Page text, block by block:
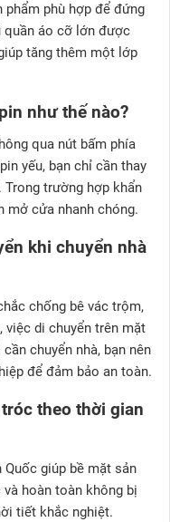
phù hợp để đứng
quần áo cỡ lớn được
tăng thêm một lớp
như thế nào?
qua nút bấm phía
yếu, bạn chỉ cần thay
Trong trường hợp khẩn
mở cửa nhanh chóng.
khi chuyển nhà
chống bê vác trộm,
việc di chuyển trên mặt
chuyển nhà, bạn nên
để đảm bảo an toàn.
theo thời gian
giúp bề mặt sản
hoàn toàn không bị
tiết khắc nghiệt.